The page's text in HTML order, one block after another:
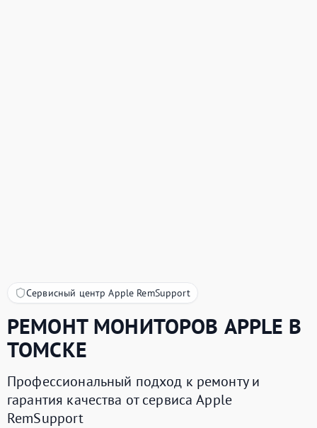
Сервисный центр Apple RemSupport
РЕМОНТ МОНИТОРОВ APPLE В
ТОМСКЕ
Профессиональный подход к ремонту и
гарантия качества от сервиса Apple
RemSupport